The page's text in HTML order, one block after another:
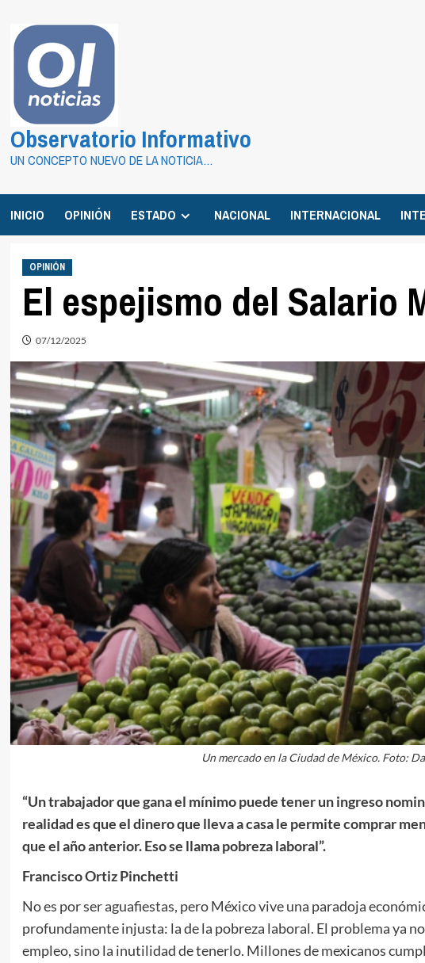
contenido
Observatorio Informativo
UN CONCEPTO NUEVO DE LA NOTICIA…
INICIO OPINIÓN ESTADO NACIONAL INTERNACIONAL
OPINIÓN
El espejismo del Salario
07/12/2025
Un mercado en la Ciudad de México. Foto:
“Un trabajador que gana el mínimo puede tener un ingreso
realidad es que el dinero que lleva a casa le permite comprar
que el año anterior. Eso se llama pobreza laboral”.
Francisco Ortiz Pinchetti
No es por ser aguafiestas, pero México vive una paradoja
profundamente injusta: la de la pobreza laboral. El problema ya
empleo, sino la inutilidad de tenerlo. Millones de mexicanos